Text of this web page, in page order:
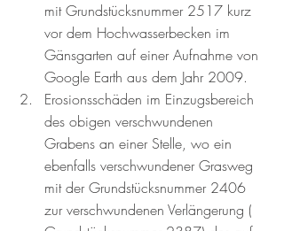
mit Grundstücksnummer 2517 kurz
vor dem Hochwasserbecken im
Gänsgarten auf einer Aufnahme von
Google Earth aus dem Jahr 2009.
Erosionsschäden im Einzugsbereich
des obigen verschwundenen
Grabens an einer Stelle, wo ein
ebenfalls verschwundener Grasweg
mit der Grundstücksnummer 2406
zur verschwundenen Verlängerung (